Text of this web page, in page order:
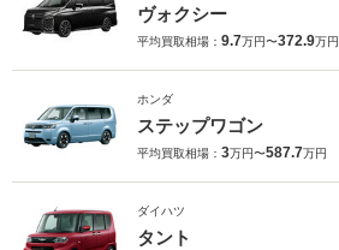
ヴォクシー
平均買取相場： 9.7万円〜372.9万円
ホンダ
ステップワゴン
平均買取相場： 3万円〜587.7万円
ダイハツ
タント